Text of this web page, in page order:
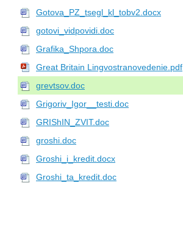
Gotova_PZ_tsegl_kl_tobv2.docx
gotovi_vidpovidi.doc
Grafika_Shpora.doc
Great Britain Lingvostranovedenie.pdf
grevtsov.doc
Grigoriv_Igor__testi.doc
GRIShIN_ZVIT.doc
groshi.doc
Groshi_i_kredit.docx
Groshi_ta_kredit.doc